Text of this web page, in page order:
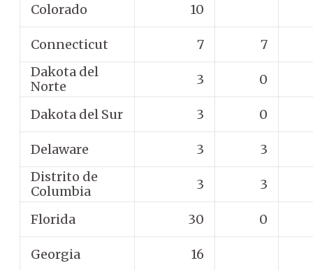
Colorado 10
Connecticut 7
7
Dakota del
Norte
3 0
Dakota del Sur 3 0
Delaware 3
3
Distrito de
Columbia
3 3
Florida 30 0
Georgia 16